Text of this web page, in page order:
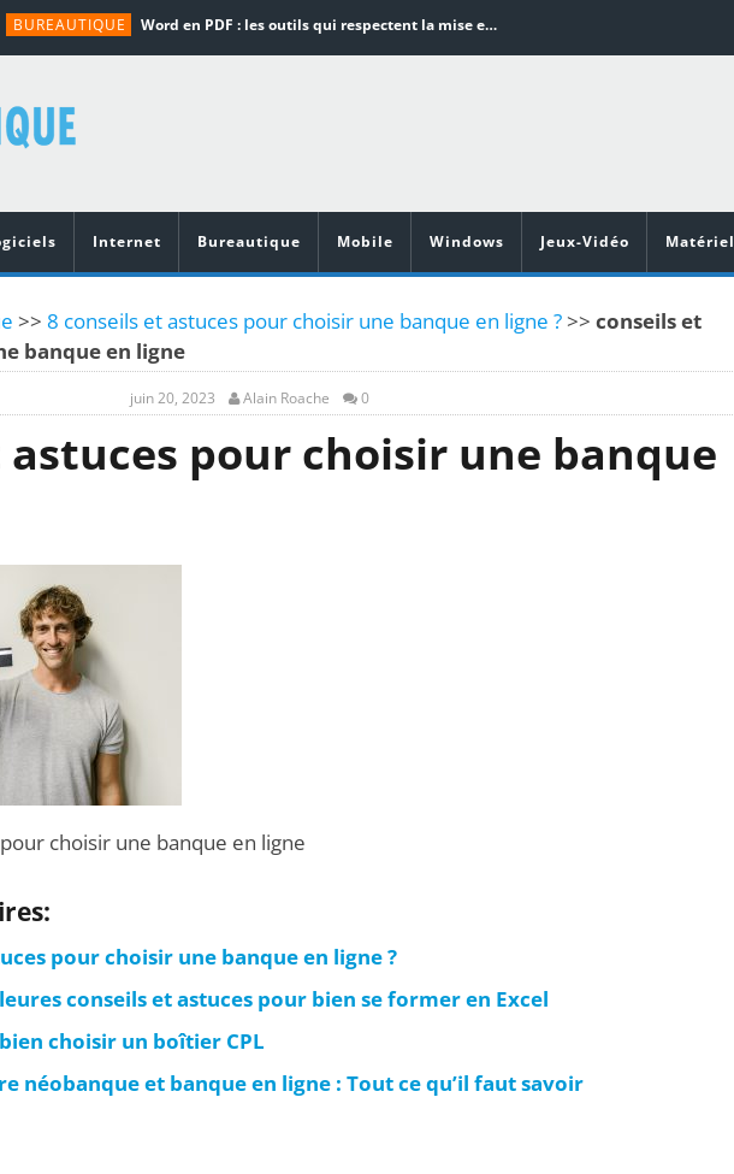
BUREAUTIQUE Word en PDF : les outils qui respectent la mise en page
TUTORIALS
MATÉRIEL
Vidéoprojecteurs Asus : Top 6 des meilleurs modèles de la marque
Internet Bureautique Mobile Windows Jeux-Vidéo Matériel
>> 8 conseils et astuces pour choisir une banque en ligne ?>> conseils et
banque en ligne
juin 20, 2023 Alain Roache 0
pour choisir une banque
choisir une banque en ligne
pour choisir une banque en ligne ?
conseils et astuces pour bien se former en Excel
choisir un boîtier CPL
néobanque et banque en ligne : Tout ce qu’il faut savoir